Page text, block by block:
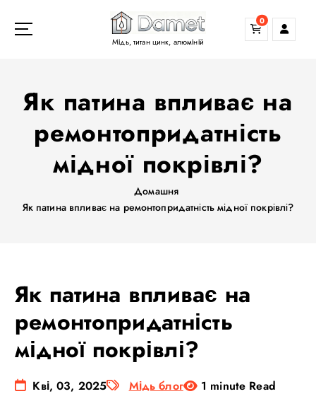
Мідь, титан цинк, алюміній
0
Як патина впливає на
ремонтопридатність
мідної покрівлі?
Домашня
Як патина впливає на ремонтопридатність мідної покрівлі?
Як патина впливає на
ремонтопридатність
мідної покрівлі?
Кві, 03, 2025 Мідь блог 1 minute Read